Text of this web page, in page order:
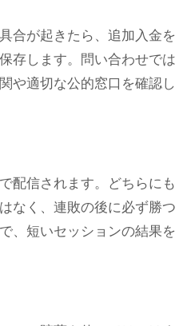
合が起きたら、追加入金を
存します。問い合わせでは
や適切な公的窓口を確認し
配信されます。どちらにも
なく、連敗の後に必ず勝つ
、短いセッションの結果を